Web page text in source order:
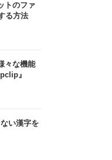
トのファ
る方法
々な機能
』
い漢字を